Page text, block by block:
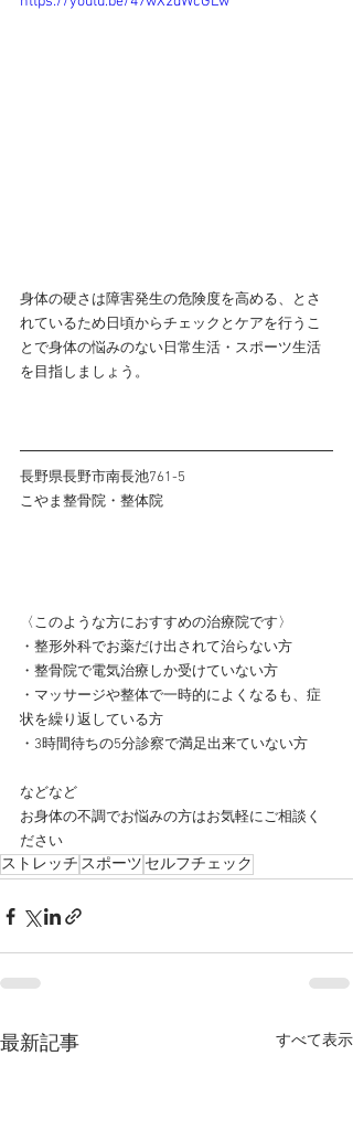
身体の硬さは障害発生の危険度を高める、とさ
れているため日頃からチェックとケアを行うこ
とで身体の悩みのない日常生活・スポーツ生活
を目指しましょう。
長野県長野市南長池761-5
こやま整骨院・整体院
〈このような方におすすめの治療院です〉
・整形外科でお薬だけ出されて治らない方
・整骨院で電気治療しか受けていない方
・マッサージや整体で一時的によくなるも、症
状を繰り返している方
・3時間待ちの5分診察で満足出来ていない方
などなど
お身体の不調でお悩みの方はお気軽にご相談く
ださい
ストレッチ スポーツ セルフチェック
最新記事 すべて表示